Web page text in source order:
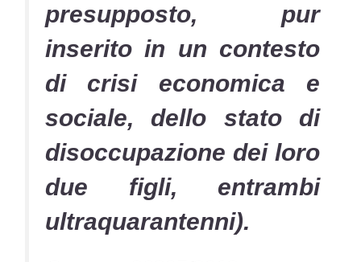
presupposto, pur
inserito in un contesto
di crisi economica e
sociale, dello stato di
disoccupazione dei loro
due figli, entrambi
ultraquarantenni).